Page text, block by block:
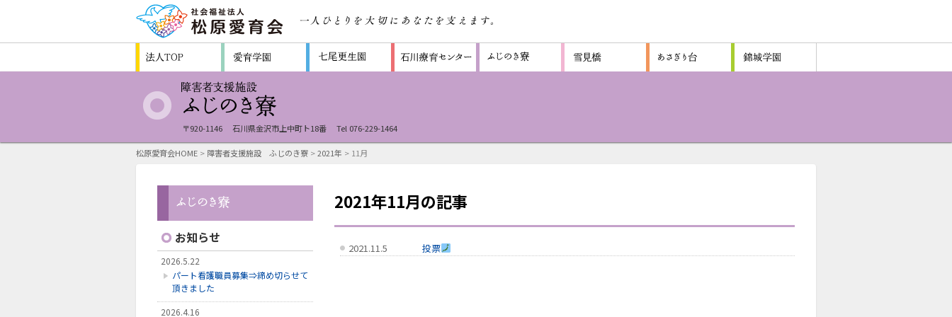
〒920-1146 石川県金沢市上中町ト18番 Tel 076-229-1464
松原愛育会HOME > 障害者支援施設 ふじのき寮 >2021年 > 11月
2021年11月の記事
2021.11.5 投票
お知らせ
2026.5.22
パート看護職員募集⇒締め切らせて
頂きました
2026.4.16